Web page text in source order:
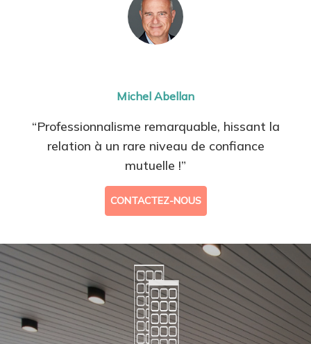
Michel Abellan
“Professionnalisme remarquable, hissant la
relation à un rare niveau de confiance
mutuelle !”
CONTACTEZ-NOUS